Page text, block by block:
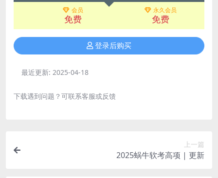
会员
免费
永久会员
免费
登录后购买
最近更新: 2025-04-18
下载遇到问题？可联系客服或反馈
上一篇
2025蜗牛软考高项 | 更新